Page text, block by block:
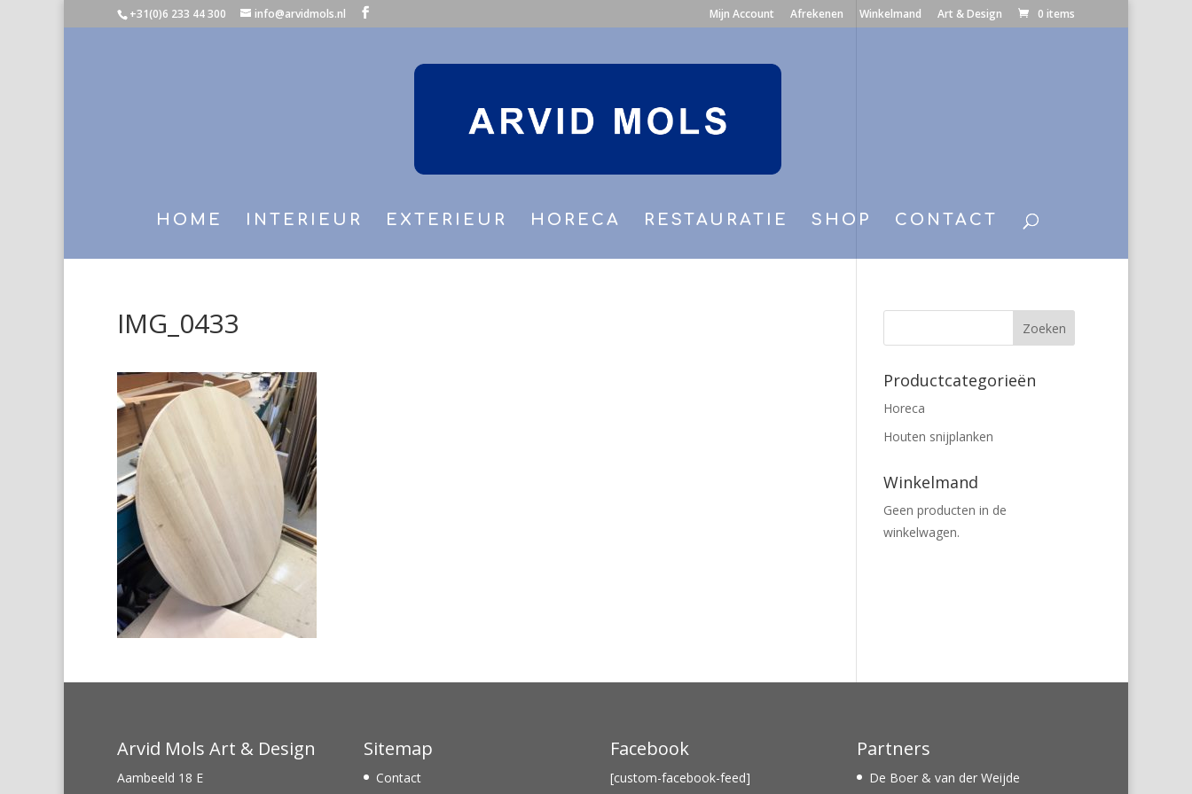
+31(0)6 233 44 300 info@arvidmols.nl Mijn Account Afrekenen Winkelmand Art & Design 0 items
HOME INTERIEUR EXTERIEUR HORECA RESTAURATIE SHOP CONTACT
IMG_0433
Productcategorieën
Horeca
Houten snijplanken
Winkelmand
Geen producten in de
winkelwagen.
Arvid Mols Art & Design
Aambeeld 18 E
Sitemap
Contact
Facebook
[custom-facebook-feed]
Partners
De Boer & van der Weijde